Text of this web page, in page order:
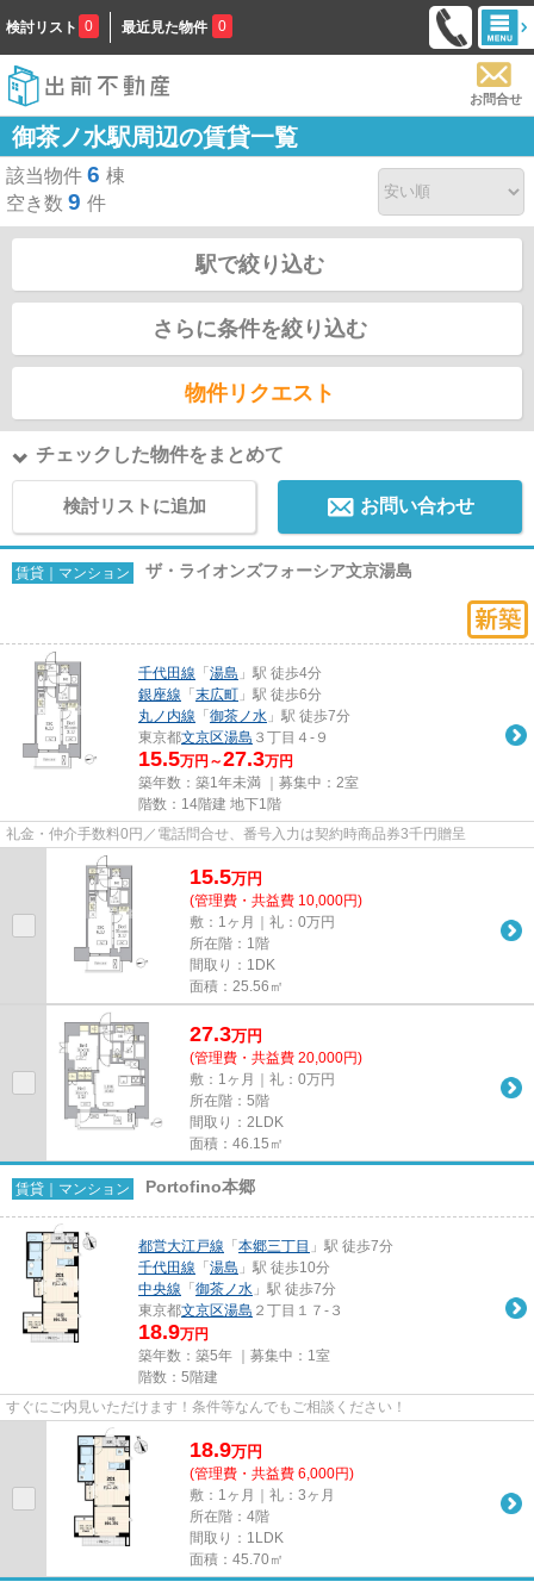
検討リスト 0 最近見た物件 0
お問合せ
御茶ノ水駅周辺の賃貸一覧
該当物件 6 棟
空き数 9 件
駅で絞り込む
さらに条件を絞り込む
物件リクエスト
チェックした物件をまとめて
検討リストに追加 お問い合わせ
賃貸｜マンション ザ・ライオンズフォーシア文京湯島
千代田線 「 湯島 」駅 徒歩4分
銀座線 「 末広町 」駅 徒歩6分
丸ノ内線 「 御茶ノ水 」駅 徒歩7分
東京都文京区湯島 ３丁目４-９
15.5万円～27.3万円
築年数：築1年未満 ｜募集中： 2室
階数：14階建 地下1階
礼金・仲介手数料0円／電話問合せ、番号入力は契約時商品券3千円贈呈
15.5万円
(管理費・共益費 10,000円)
敷：1ヶ月｜礼：0万円
所在階：1階
間取り：1DK
面積：25.56㎡
27.3万円
(管理費・共益費 20,000円)
敷：1ヶ月｜礼：0万円
所在階：5階
間取り：2LDK
面積：46.15㎡
賃貸｜マンション Portofino本郷
都営大江戸線 「 本郷三丁目 」駅 徒歩7分
千代田線 「 湯島 」駅 徒歩10分
中央線 「 御茶ノ水 」駅 徒歩7分
東京都文京区湯島 ２丁目１７-３
18.9万円
築年数：築5年 ｜募集中： 1室
階数：5階建
すぐにご内見いただけます！条件等なんでもご相談ください！
18.9万円
(管理費・共益費 6,000円)
敷：1ヶ月｜礼：3ヶ月
所在階：4階
間取り：1LDK
面積：45.70㎡